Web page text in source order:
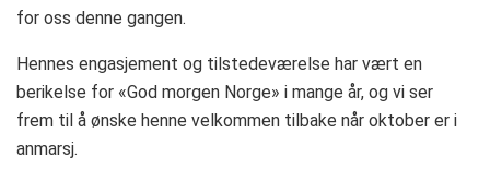
for oss denne gangen.
Hennes engasjement og tilstedeværelse har vært en
berikelse for «God morgen Norge» i mange år, og vi ser
frem til å ønske henne velkommen tilbake når oktober er i
anmarsj.